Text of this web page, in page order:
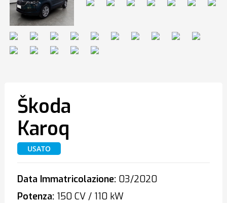
Škoda
Karoq
USATO
Data Immatricolazione:03/2020
Potenza:150 CV / 110 kW